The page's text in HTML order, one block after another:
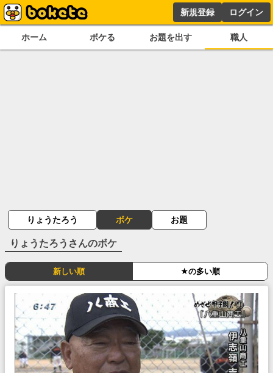
新規登録 ログイン
ホーム ボケる お題を出す 職人
りょうたろう ボケ お題
りょうたろう さんのボケ
新しい順 ★の多い順